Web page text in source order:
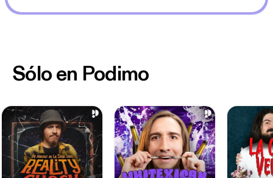
Sólo en Podimo